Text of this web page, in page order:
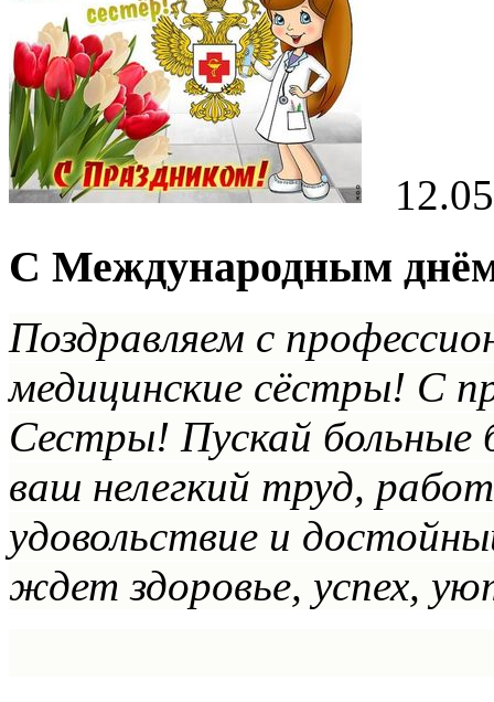
C Международным
Поздравляем с
медицинские сёстры! С
Сестры! Пускай больные
ваш нелегкий труд,
удовольствие и
ждет здоровье, успех,